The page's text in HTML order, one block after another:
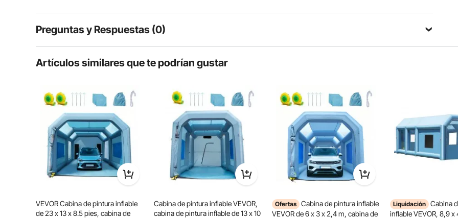
Equipada con un filtro de algodón de doble capa, que incluye filtros primarios y de carbón activado, la cabina de
pintura inflable evita la fuga de gases nocivos y garantiza una pintura ininterrumpida. Las ventanas de los filtros
cuentan con velcro desmontable, lo que permite reemplazarlas en cualquier momento.
Preguntas y Respuestas (0)
¿Es duradero el producto?
Artículos similares que te podrían gustar
VEVOR Cabina de pintura inflable
de 23 x 13 x 8.5 pies, cabina de
Cabina de pintura inflable VEVOR,
cabina de pintura inflable de 13 x 10
Ofertas Cabina de pintura inflable
VEVOR de 6 x 3 x 2,4 m, cabina de
Liquidación Cabina
inflable VEVOR, 8,9 x